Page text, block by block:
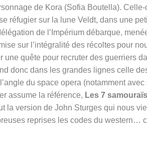
de Kora (Sofia Boutella). Celle-
réfugier sur la lune Veldt, dans une
de l’Impérium débarque,
sur l’intégralité des récoltes pour
une quête pour recruter des guerriers
donc dans les grandes lignes celle
du space opera (notamment avec
assume la référence, Les 7 samouraïs
la version de John Sturges qui nous
reprises les codes du western…